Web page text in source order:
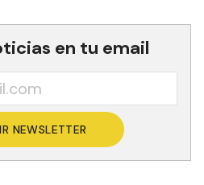
en tu email
NEWSLETTER